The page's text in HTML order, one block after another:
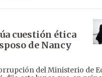
cuestión ética
de Nancy
del Ministerio de